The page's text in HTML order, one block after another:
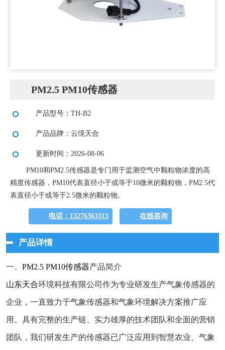
PM2.5 PM10传感器
产品型号：TH-B2
产品品牌：云境天合
更新时间：2026-08-06
PM10和PM2.5传感器是专门用于监测空气中颗粒物浓度的高
精度传感器，PM10代表直径小于或等于10微米的颗粒物，PM2.5代
表直径小于或等于2.5微米的颗粒物。
电话：13276363313 在线咨询
产品详情
一、 PM2.5 PM10传感器产品简介
山东天合环境科技有限公司作为专业研发生产气象传感器的
企业，一直致力于气象传感器和气象环境解决方案推广应
用。具有完整的生产链、实力雄厚的技术团队和全面的营销
团队，我们研发生产的传感器已广泛应用到智慧农业、气象